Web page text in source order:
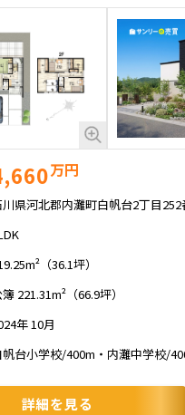
万円
県河北郡内灘町白帆台2丁目252
（36.1坪）
221.31m²（66.9坪）
年 10月
帆台小学校/400m・内灘中学校/
詳細を見る